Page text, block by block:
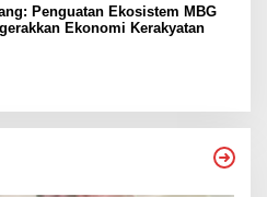
Penguatan Ekosistem MBG
Ekonomi Kerakyatan